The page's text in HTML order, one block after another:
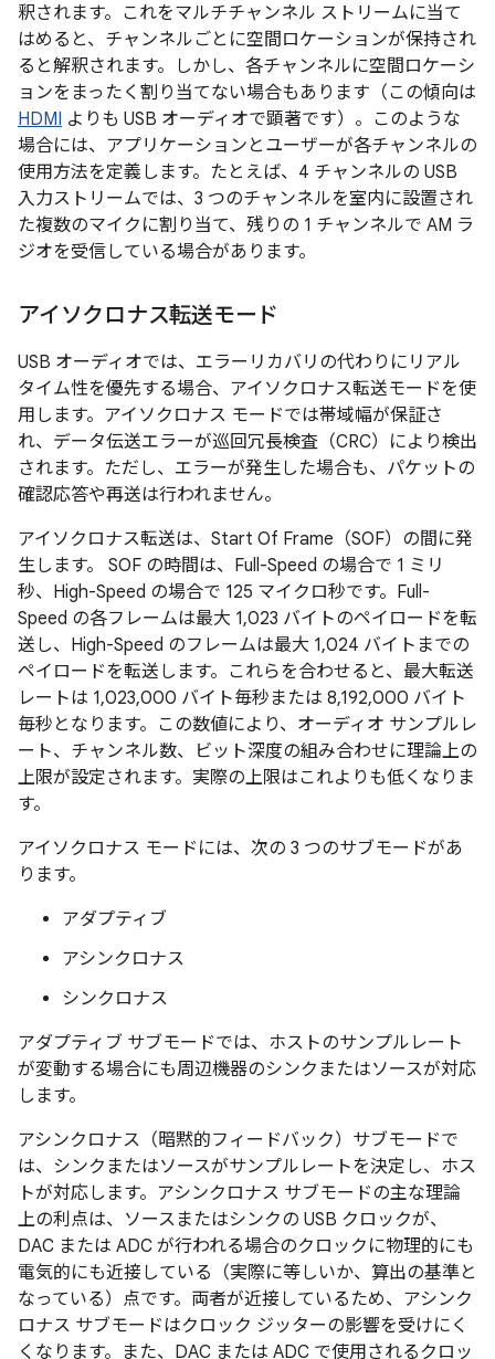
釈されます。これをマルチチャンネル ストリームに当て
はめると、チャンネルごとに空間ロケーションが保持され
ると解釈されます。
しかし、各チャンネルに空間ロケーシ
ョンをまったく割り当てない場合もあります（この傾向は
HDMI よりも USB オーディオで顕著です）。このような
場合には、アプリケーションとユーザーが各チャンネルの
使用方法を定義します。たとえば、4 チャンネルの USB
入力ストリームでは、3 つのチャンネルを室内に設置され
た複数のマイクに割り当て、残りの 1 チャンネルで AM ラ
ジオを受信している場合があります。
アイソクロナス転送モード
USB オーディオでは、エラーリカバリの代わりにリアル
タイム性を優先する場合、アイソクロナス転送モードを使
用します。アイソクロナス モードでは帯域幅が保証さ
れ、データ伝送エラーが巡回冗長検査（CRC）により検出
されます。ただし、エラーが発生した場合も、パケットの
確認応答や再送は行われません。
アイソクロナス転送は、Start Of Frame（SOF）の間に発
生します。 SOF の時間は、Full-Speed の場合で 1 ミリ
秒、High-Speed の場合で 125 マイクロ秒です。Full-
Speed の各フレームは最大 1,023 バイトのペイロードを転
送し、High-Speed のフレームは最大 1,024 バイトまでの
ペイロードを転送します。これらを合わせると、最大転送
レートは 1,023,000 バイト毎秒または 8,192,000 バイト
毎秒となります。この数値により、オーディオ サンプルレ
ート、チャンネル数、ビット深度の組み合わせに理論上の
上限が設定されます。実際の上限はこれよりも低くなりま
す。
アイソクロナス モードには、次の 3 つのサブモードがあ
ります。
アダプティブ
アシンクロナス
シンクロナス
アダプティブ サブモードでは、ホストのサンプルレート
が変動する場合にも周辺機器のシンクまたはソースが対応
します。
アシンクロナス（暗黙的フィードバック）サブモードで
は、シンクまたはソースがサンプルレートを決定し、ホス
トが対応します。アシンクロナス サブモードの主な理論
上の利点は、ソースまたはシンクの USB クロックが、
DAC または ADC が行われる場合のクロックに物理的にも
電気的にも近接している（実際に等しいか、算出の基準と
なっている）点です。両者が近接しているため、アシンク
ロナス サブモードはクロック ジッターの影響を受けにく
くなります。また、DAC または ADC で使用されるクロッ